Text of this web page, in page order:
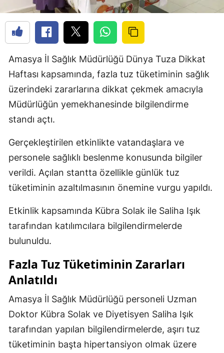
Amasya İl Sağlık Müdürlüğü Dünya Tuza Dikkat
Haftası kapsamında, fazla tuz tüketiminin sağlık
üzerindeki zararlarına dikkat çekmek amacıyla
Müdürlüğün yemekhanesinde bilgilendirme
standı açtı.
Gerçekleştirilen etkinlikte vatandaşlara ve
personele sağlıklı beslenme konusunda bilgiler
verildi. Açılan stantta özellikle günlük tuz
tüketiminin azaltılmasının önemine vurgu yapıldı.
Etkinlik kapsamında Kübra Solak ile Saliha Işık
tarafından katılımcılara bilgilendirmelerde
bulunuldu.
Fazla Tuz Tüketiminin Zararları
Anlatıldı
Amasya İl Sağlık Müdürlüğü personeli Uzman
Doktor Kübra Solak ve Diyetisyen Saliha Işık
tarafından yapılan bilgilendirmelerde, aşırı tuz
tüketiminin başta hipertansiyon olmak üzere